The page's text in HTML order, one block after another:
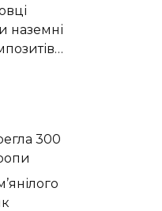
наземні
300